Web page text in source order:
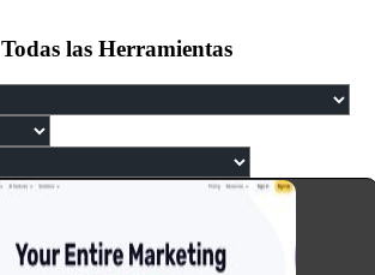
Todas las Herramientas